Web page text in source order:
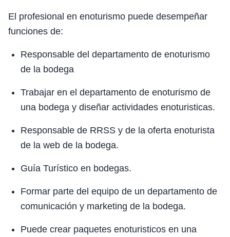
El profesional en enoturismo puede desempeñar
funciones de:
Responsable del departamento de enoturismo
de la bodega
Trabajar en el departamento de enoturismo de
una bodega y diseñar actividades enoturisticas.
Responsable de RRSS y de la oferta enoturista
de la web de la bodega.
Guía Turístico en bodegas.
Formar parte del equipo de un departamento de
comunicación y marketing de la bodega.
Puede crear paquetes enoturisticos en una